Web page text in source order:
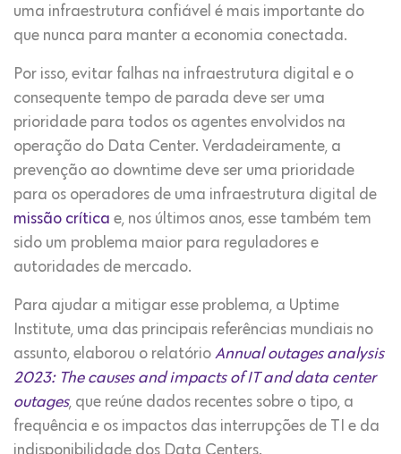
uma infraestrutura confiável é mais importante do
que nunca para manter a economia conectada.
Por isso, evitar falhas na infraestrutura digital e o
consequente tempo de parada deve ser uma
prioridade para todos os agentes envolvidos na
operação do Data Center. Verdadeiramente, a
prevenção ao downtime deve ser uma prioridade
para os operadores de uma infraestrutura digital de
missão crítica e, nos últimos anos, esse também tem
sido um problema maior para reguladores e
autoridades de mercado.
Para ajudar a mitigar esse problema, a Uptime
Institute, uma das principais referências mundiais no
assunto, elaborou o relatório Annual outages analysis
2023: The causes and impacts of IT and data center
outages, que reúne dados recentes sobre o tipo, a
frequência e os impactos das interrupções de TI e da